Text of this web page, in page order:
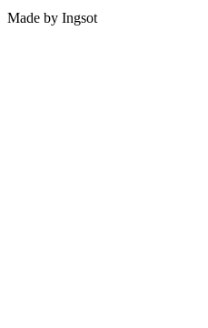
Made by Ingsot